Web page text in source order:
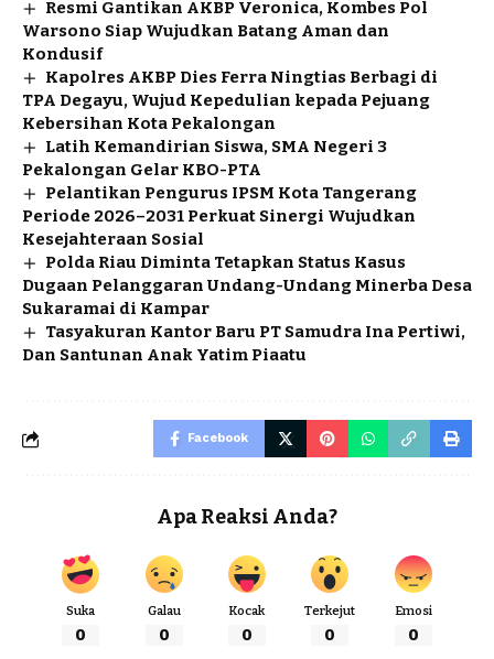
Resmi Gantikan AKBP Veronica, Kombes Pol
Warsono Siap Wujudkan Batang Aman dan
Kondusif
Kapolres AKBP Dies Ferra Ningtias Berbagi di
TPA Degayu, Wujud Kepedulian kepada Pejuang
Kebersihan Kota Pekalongan
Latih Kemandirian Siswa, SMA Negeri 3
Pekalongan Gelar KBO-PTA
Pelantikan Pengurus IPSM Kota Tangerang
Periode 2026–2031 Perkuat Sinergi Wujudkan
Kesejahteraan Sosial
Polda Riau Diminta Tetapkan Status Kasus
Dugaan Pelanggaran Undang-Undang Minerba Desa
Sukaramai di Kampar
Tasyakuran Kantor Baru PT Samudra Ina Pertiwi,
Dan Santunan Anak Yatim Piaatu
Facebook
Apa Reaksi Anda?
Suka
0
Galau
0
Kocak
0
Terkejut
0
Emosi
0